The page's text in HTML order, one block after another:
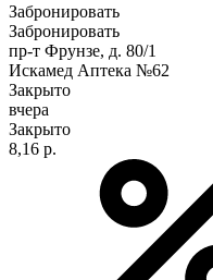
Забронировать
Забронировать
пр-т Фрунзе, д. 80/1
Искамед Аптека №62
Закрыто
вчера
Закрыто
8,16 р.